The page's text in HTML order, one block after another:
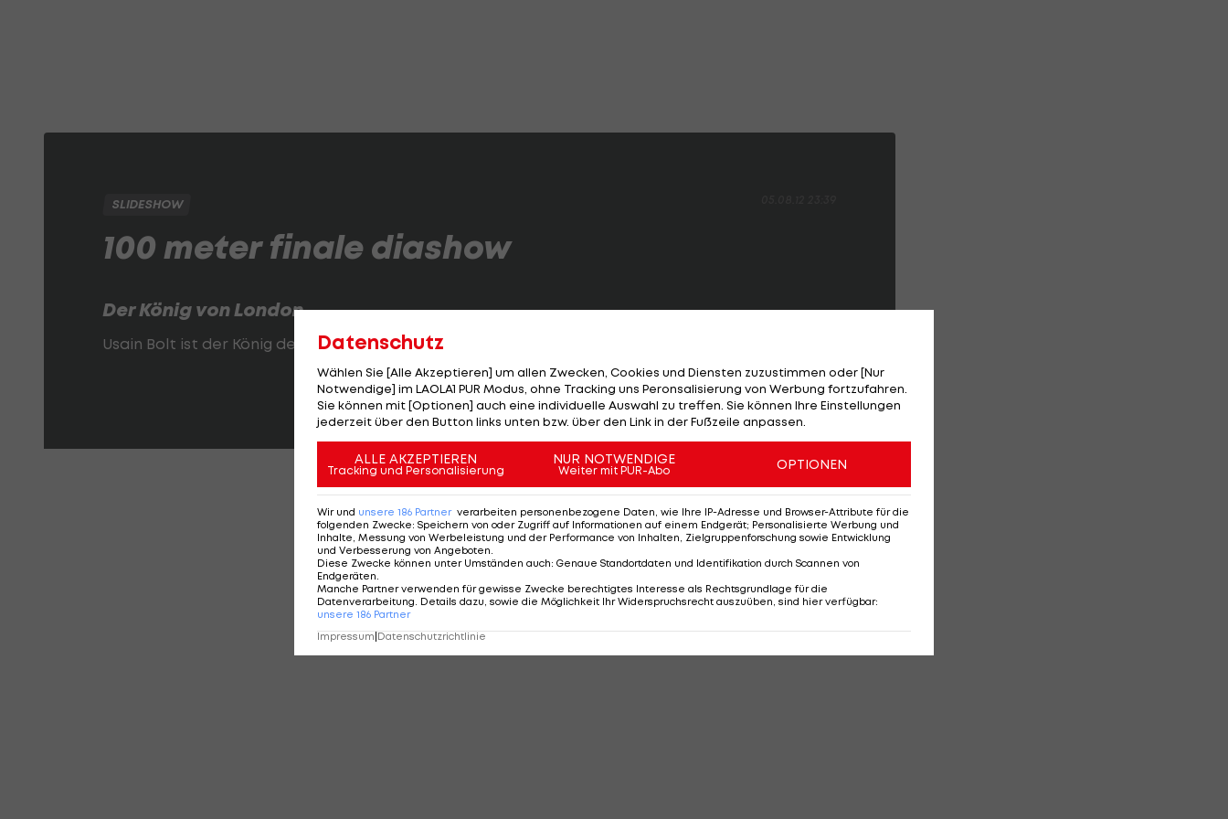
SLIDESHOW
100 meter finale diashow
Der König von London
Usain Bolt ist der König der Sprinter!
SEITE 1 VON 25 WEITER
KOMMENTARE
Datenschutz
Wählen Sie [Alle Akzeptieren] um allen Zwecken, Cookies und Diensten zuzustimmen oder [Nur
Notwendige] im LAOLA1 PUR Modus, ohne Tracking uns Peronsalisierung von Werbung fortzufahren.
Sie können mit [Optionen] auch eine individuelle Auswahl zu treffen. Sie können Ihre Einstellungen
jederzeit über den Button links unten bzw. über den Link in der Fußzeile anpassen.
ALLE AKZEPTIEREN
Tracking und Personalisierung
NUR NOTWENDIGE
Weiter mit PUR-Abo OPTIONEN
Wir und unsere 186 Partner verarbeiten personenbezogene Daten, wie Ihre IP-Adresse und Browser-Attribute für die
folgenden Zwecke: Speichern von oder Zugriff auf Informationen auf einem Endgerät; Personalisierte Werbung und
Inhalte, Messung von Werbeleistung und der Performance von Inhalten, Zielgruppenforschung sowie Entwicklung
und Verbesserung von Angeboten
Diese Zwecke können unter Umständen auch: Genaue Standortdaten und Identifikation durch Scannen von
Endgeräten
Manche Partner verwenden für gewisse Zwecke berechtigtes Interesse als Rechtsgrundlage für die
Datenverarbeitung. Details dazu, sowie die Möglichkeit Ihr Widerspruchsrecht auszuüben, sind hier verfügbar:
unsere 186 Partner
Impressum|Datenschutzrichtlinie